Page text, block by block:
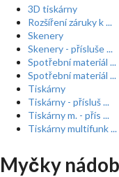
3D tiskárny
Rozšíření záruky k ...
Skenery
Skenery - přísluše ...
Spotřební materiál ...
Spotřební materiál ...
Tiskárny
Tiskárny - přísluš ...
Tiskárny m. - přís ...
Tiskárny multifunk ...
Myčky